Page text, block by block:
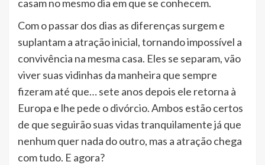
casam no mesmo dia em que se conhecem.
Com o passar dos dias as diferenças surgem e
suplantam a atração inicial, tornando impossível a
convivência na mesma casa. Eles se separam, vão
viver suas vidinhas da manheira que sempre
fizeram até que… sete anos depois ele retorna à
Europa e lhe pede o divórcio. Ambos estão certos
de que seguirão suas vidas tranquilamente já que
nenhum quer nada do outro, mas a atração chega
com tudo. E agora?